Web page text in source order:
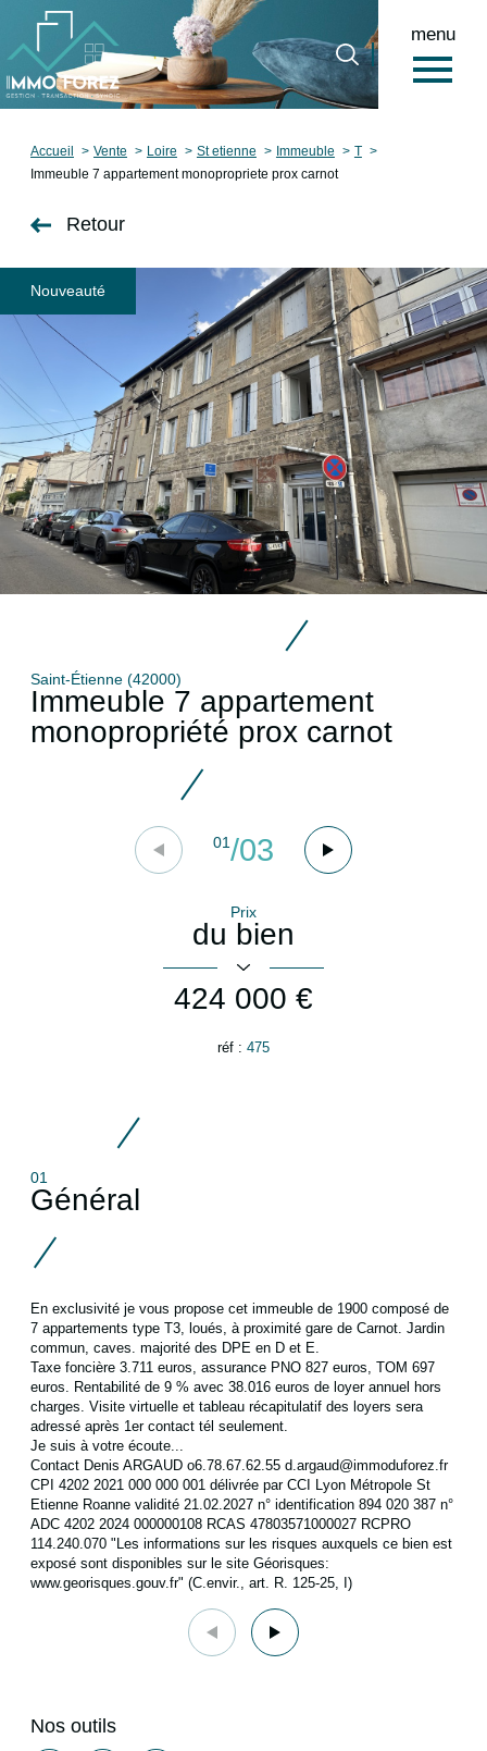
menu
Accueil
0
Accueil Vente Loire St etienne Immeuble
T
Immeuble 7 appartement monopropriete prox carnot
Retour
Nouveauté
Saint-Étienne (42000)
Immeuble 7 appartement
monopropriété prox carnot
01/03
Prix
du bien
424 000 €
réf : 475
01
Général
En exclusivité je vous propose cet immeuble de 1900 composé de
7 appartements type T3, loués, à proximité gare de Carnot. Jardin
commun, caves. majorité des DPE en D et E.
Taxe foncière 3.711 euros, assurance PNO 827 euros, TOM 697
euros. Rentabilité de 9 % avec 38.016 euros de loyer annuel hors
charges. Visite virtuelle et tableau récapitulatif des loyers sera
adressé après 1er contact tél seulement.
Je suis à votre écoute...
Contact Denis ARGAUD o6.78.67.62.55 d.argaud@immoduforez.fr
CPI 4202 2021 000 000 001 délivrée par CCI Lyon Métropole St
Etienne Roanne validité 21.02.2027 n° identification 894 020 387 n°
ADC 4202 2024 000000108 RCAS 47803571000027 RCPRO
114.240.070 "Les informations sur les risques auxquels ce bien est
exposé sont disponibles sur le site Géorisques:
www.georisques.gouv.fr" (C.envir., art. R. 125-25, I)
Nos outils